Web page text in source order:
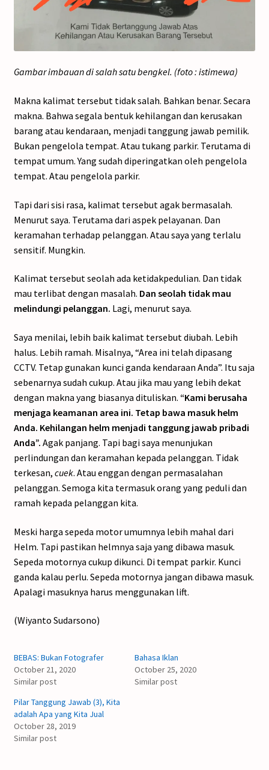
Gambar imbauan di salah satu bengkel. (foto : istimewa)
Makna kalimat tersebut tidak salah. Bahkan benar. Secara
makna. Bahwa segala bentuk kehilangan dan kerusakan
barang atau kendaraan, menjadi tanggung jawab pemilik.
Bukan pengelola tempat. Atau tukang parkir. Terutama di
tempat umum. Yang sudah diperingatkan oleh pengelola
tempat. Atau pengelola parkir.
Tapi dari sisi rasa, kalimat tersebut agak bermasalah.
Menurut saya. Terutama dari aspek pelayanan. Dan
keramahan terhadap pelanggan. Atau saya yang terlalu
sensitif. Mungkin.
Kalimat tersebut seolah ada ketidakpedulian. Dan tidak
mau terlibat dengan masalah. Dan seolah tidak mau
melindungi pelanggan. Lagi, menurut saya.
Saya menilai, lebih baik kalimat tersebut diubah. Lebih
halus. Lebih ramah. Misalnya, “Area ini telah dipasang
CCTV. Tetap gunakan kunci ganda kendaraan Anda”. Itu saja
sebenarnya sudah cukup. Atau jika mau yang lebih dekat
dengan makna yang biasanya dituliskan. “Kami berusaha
menjaga keamanan area ini. Tetap bawa masuk helm
Anda. Kehilangan helm menjadi tanggung jawab pribadi
Anda”. Agak panjang. Tapi bagi saya menunjukan
perlindungan dan keramahan kepada pelanggan. Tidak
terkesan, cuek. Atau enggan dengan permasalahan
pelanggan. Semoga kita termasuk orang yang peduli dan
ramah kepada pelanggan kita.
Meski harga sepeda motor umumnya lebih mahal dari
Helm. Tapi pastikan helmnya saja yang dibawa masuk.
Sepeda motornya cukup dikunci. Di tempat parkir. Kunci
ganda kalau perlu. Sepeda motornya jangan dibawa masuk.
Apalagi masuknya harus menggunakan lift.
(Wiyanto Sudarsono)
BEBAS: Bukan Fotografer
October 21, 2020
Similar post
Bahasa Iklan
October 25, 2020
Similar post
Pilar Tanggung Jawab (3), Kita
adalah Apa yang Kita Jual
October 28, 2019
Similar post